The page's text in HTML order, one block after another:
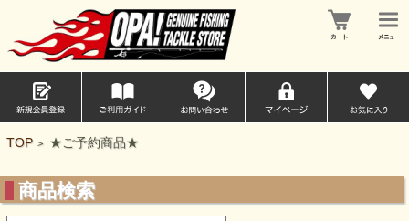
TOP > ★ご予約商品★
商品検索